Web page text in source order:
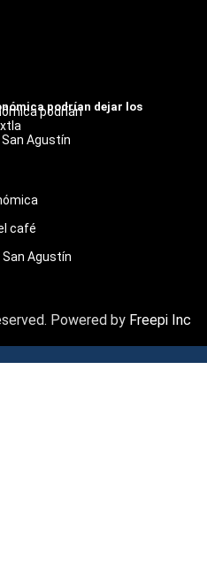
podrían dejar los
podrían
Agustín
café
Agustín
Powered by Freepi Inc